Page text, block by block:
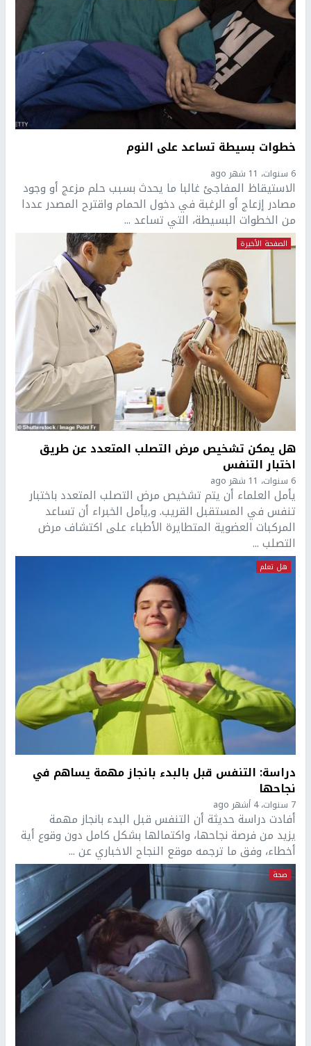
خطوات بسيطة تساعد على النوم
6 سنوات، 11 شهر ago
الاستيقاظ المفاجئ غالبا ما يحدث بسبب حلم مزعج أو وجود
مصادر إزعاج أو الرغبة في دخول الحمام واقترح المصدر عددا
من الخطوات البسيطة، التي تساعد ...
الصفحة الأخيرة
هل يمكن تشخيص مرض التصلب المتعدد عن طريق
اختبار التنفس
6 سنوات، 11 شهر ago
يأمل العلماء أن يتم تشخيص مرض التصلب المتعدد باختبار
تنفس في المستقبل القريب. و,يأمل الخبراء أن تساعد
المركبات العضوية المتطايرة الأطباء على اكتشاف مرض
التصلب ...
هل تعلم
دراسة: التنفس قبل بالبدء بانجاز مهمة يساهم في
نجاحها
7 سنوات، 4 أشهر ago
أفادت دراسة حديثة أن التنفس قبل البدء بانجاز مهمة
يزيد من فرصة نجاحها، واكتمالها بشكل كامل دون وقوع أية
أخطاء، وفق ما ترجمه موقع النجاح الاخباري عن ...
صحة